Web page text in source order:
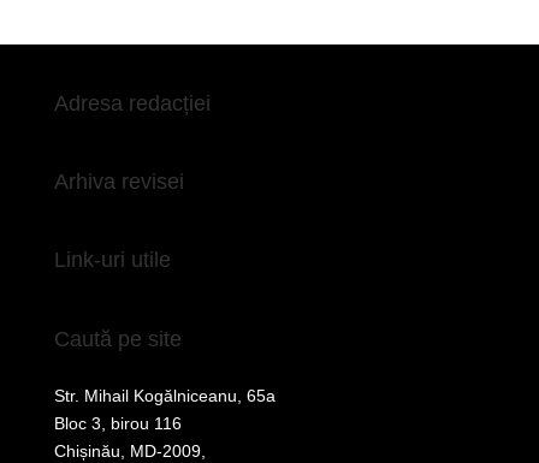
Adresa redacției
Arhiva revisei
Link-uri utile
Caută pe site
Str. Mihail Kogălniceanu, 65a
Bloc 3, birou 116
Chișinău, MD-2009,